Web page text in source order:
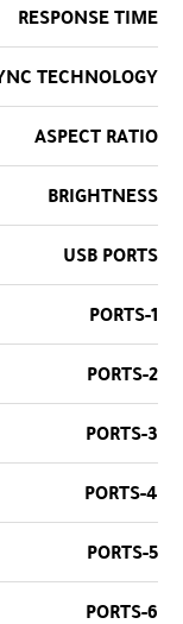
RESPONSE TIME
TECHNOLOGY
ASPECT RATIO
BRIGHTNESS
USB PORTS
PORTS-1
PORTS-2
PORTS-3
PORTS-4
PORTS-5
PORTS-6